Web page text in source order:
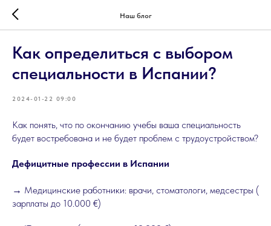
Наш блог
Как определиться с выбором
специальности в Испании?
2024-01-22 09:00
Как понять, что по окончанию учебы ваша специальность
будет востребована и не будет проблем с трудоустройством?
Дефицитные профессии в Испании
→ Медицинские работники: врачи, стоматологи, медсестры (
зарплаты до 10.000 €)